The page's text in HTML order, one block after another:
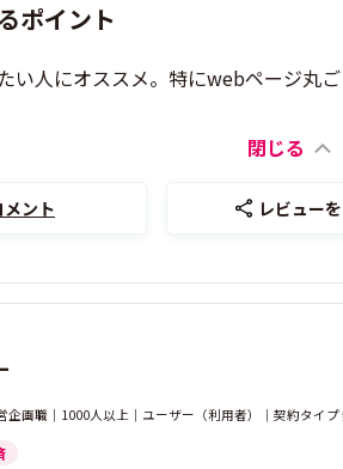
ポイント
い人にオススメ。特にwebページ丸ご
閉じる
メント レビュー
企画職｜1000人以上｜ユーザー（利用者）｜契約タイプ